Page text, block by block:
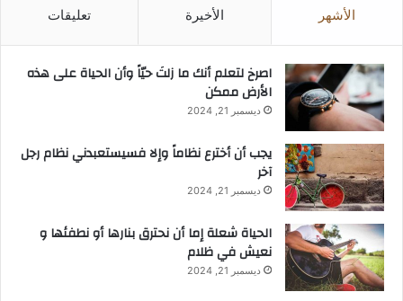
الأشهر الأخيرة تعليقات
‫اصرخ لتعلم أنك ما زلتَ حيّاً وأن الحياة على هذه
الأرض ممكن
ديسمبر 21, 2024
يجب أن أخترع نظاماً وإلا فسيستعبدني نظام رجل
آخر
ديسمبر 21, 2024
الحياة شعلة إما أن نحترق بنارها أو نطفئها و
نعيش في ظلام
ديسمبر 21, 2024